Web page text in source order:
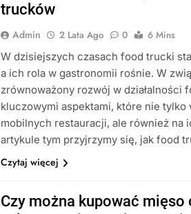
trucków
Admin 2 Lata Ago 0
6 Mins
W dzisiejszych czasach food trucki
a ich rola w gastronomii rośnie. W
zrównoważony rozwój w działalności
kluczowymi aspektami, które nie tylko
mobilnych restauracji, ale również na
artykule tym przyjrzymy się, jak food
Czytaj więcej
Czy można kupować